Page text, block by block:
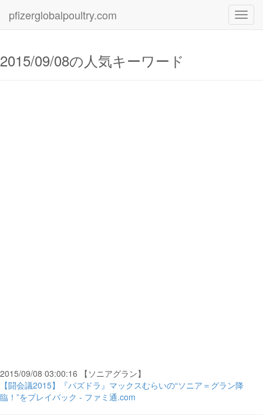
pfizerglobalpoultry.com
2015/09/08の人気キーワード
2015/09/08 03:00:16 【ソニアグラン】
【闘会議2015】『パズドラ』マックスむらいの“ソニア＝グラン降
臨！”をプレイバック - ファミ通.com